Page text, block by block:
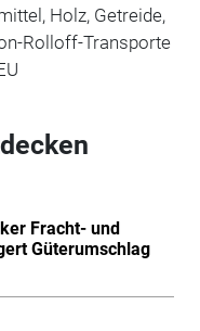
Holz, Getreide,
Rolloff-Transporte
Fracht- und
Güterumschlag